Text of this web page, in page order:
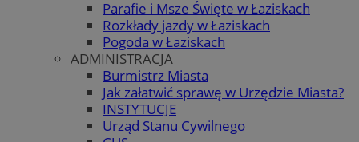
Parafie i Msze Święte w Łaziskach
Rozkłady jazdy w Łaziskach
Pogoda w Łaziskach
ADMINISTRACJA
Burmistrz Miasta
Jak załatwić sprawę w Urzędzie Miasta?
INSTYTUCJE
Urząd Stanu Cywilnego